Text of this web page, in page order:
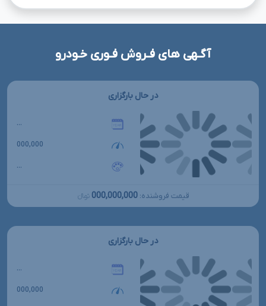
آگـهی های فـروش فـوری خـودرو
در حال بارگزاری
...
000,000
...
قیمت فروشنده: 000,000,000 تومانءءء
در حال بارگزاری
...
000,000